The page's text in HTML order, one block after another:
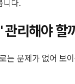
니다.
리해야 할
는 문제가 없어 보